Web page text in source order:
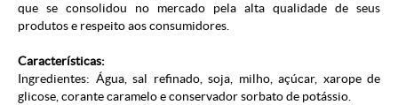
que se consolidou no mercado pela alta qualidade de seus
produtos e respeito aos consumidores.
Características:
Ingredientes: Água, sal refinado, soja, milho, açúcar, xarope de
glicose, corante caramelo e conservador sorbato de potássio.